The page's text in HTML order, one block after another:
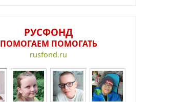
РУСФОНД
ПОМОГАЕМ ПОМОГАТЬ
rusfond.ru